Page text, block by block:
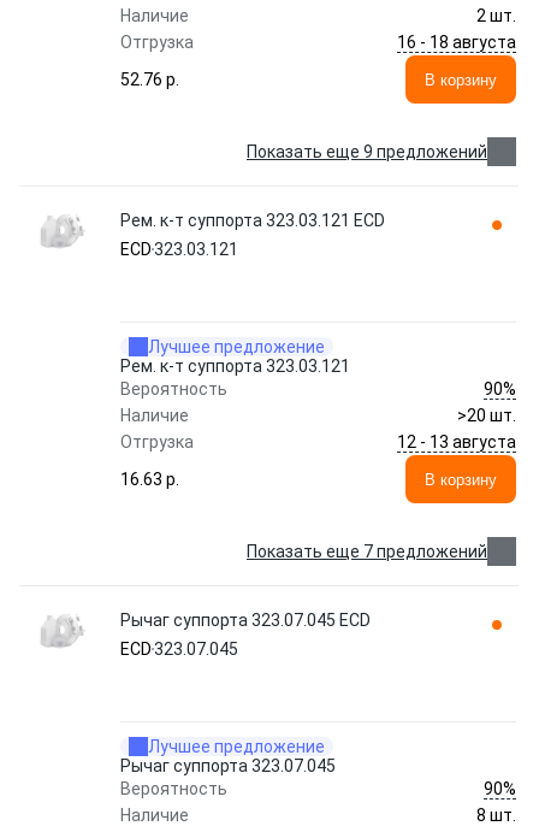
Наличие
2 шт.
Отгрузка
16 - 18 августа
52.76 p.
В корзину
Показать еще 9 предложений
Рем. к-т суппорта 323.03.121 ECD
ECD323.03.121
Лучшее предложение
Рем. к-т суппорта 323.03.121
Вероятность
90%
Наличие
>20 шт.
Отгрузка
12 - 13 августа
16.63 p.
В корзину
Показать еще 7 предложений
Рычаг суппорта 323.07.045 ECD
ECD323.07.045
Лучшее предложение
Рычаг суппорта 323.07.045
Вероятность
90%
Наличие
8 шт.